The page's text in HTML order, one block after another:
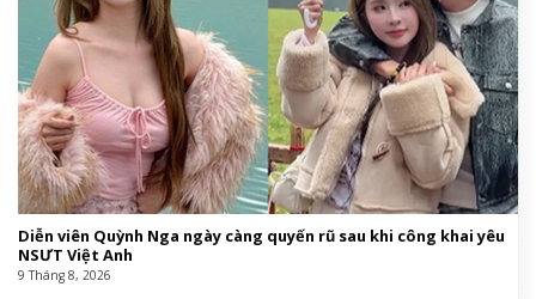
Diễn viên Quỳnh Nga ngày càng quyến rũ sau khi công khai yêu
NSƯT Việt Anh
9 Tháng 8, 2026